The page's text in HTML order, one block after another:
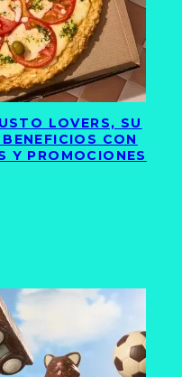
LOVERS, SU
CON
Y PROMOCIONES